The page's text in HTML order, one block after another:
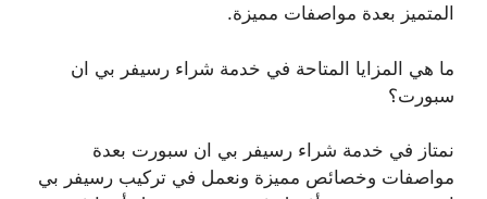
المتميز بعدة مواصفات مميزة.
ما هي المزايا المتاحة في خدمة شراء رسيفر بي ان
سبورت؟
نمتاز في خدمة شراء رسيفر بي ان سبورت بعدة
مواصفات وخصائص مميزة ونعمل في تركيب رسيفر بي